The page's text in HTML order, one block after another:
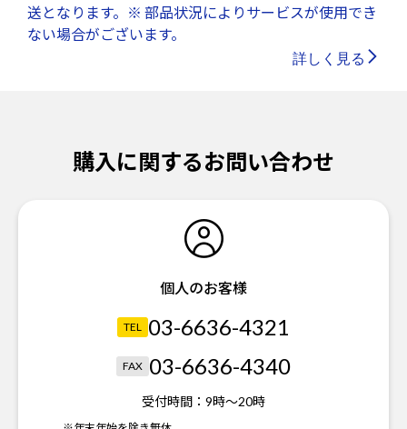
送となります。※ 部品状況によりサービスが使用でき
ない場合がございます。
詳しく見る
購入に関するお問い合わせ
個人のお客様
TEL 03-6636-4321
FAX 03-6636-4340
受付時間： 9時～20時